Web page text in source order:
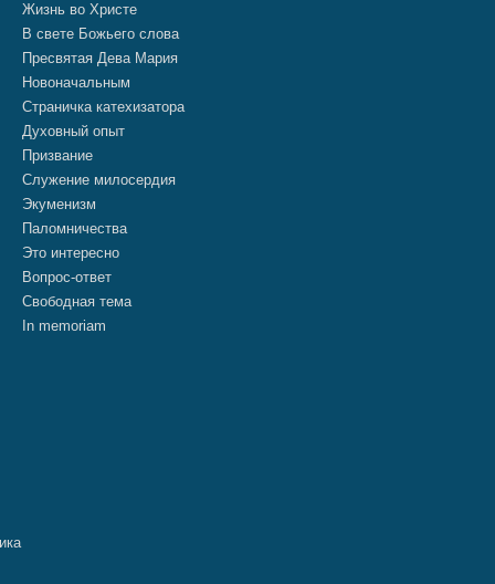
Жизнь во Христе
В свете Божьего слова
Пресвятая Дева Мария
Новоначальным
Страничка катехизатора
Духовный опыт
Призвание
Служение милосердия
Экуменизм
Паломничества
Это интересно
Вопрос-ответ
Свободная тема
In memoriam